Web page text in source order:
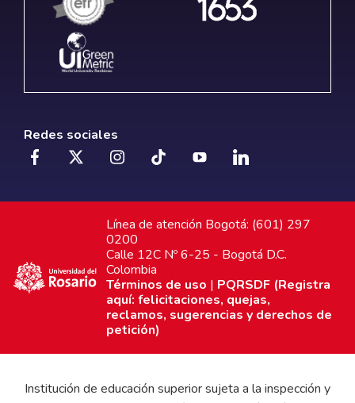
Redes sociales
Línea de atención Bogotá: (601) 297
0200
Calle 12C Nº 6-25 - Bogotá D.C.
Colombia
Términos de uso | PQRSDF (Registra
aquí: felicitaciones, quejas,
reclamos, sugerencias y derechos de
petición)
Institución de educación superior sujeta a la inspección y